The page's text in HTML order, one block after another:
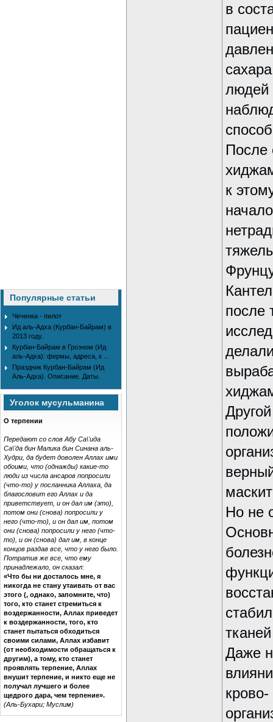
Популярные статьи
Чеченка - пилот
Ид аль-Адха (Курбан-Байрам) в
2013 году.
Курбан-Байрам в Грозном (Ид
аль-Адха): фермы, адреса, к ...
Праздник Курбан-Байрам (Ид
Аль-Адха). Описание. Даты.
Уголок мусульманина
О терпении
Передают со слов Абу Са\'ида
Са\'да бин Малика бин Синана аль-
Худри, да будет доволен Аллах ими
обоими, что (однажды) какие-то
люди из числа ансаров попросили
(что-то) у посланника Аллаха, да
благословит его Аллах и да
приветствует, и он дал им (это),
потом они (снова) попросили у
него (что-то), и он дал им, потом
они (снова) попросили у него (что-
то), и он (снова) дал им, в конце
концов раздав все, что у него было.
Потратив же все, что ему
принадлежало, он сказал:
«Что бы ни досталось мне, я
никогда не стану утаивать от вас
этого (, однако, запомните, что)
того, кто станет стремиться к
воздержанности, Аллах приведет
к воздержанности, того, кто
станет пытаться обходиться
своими силами, Аллах избавит
(от необходимости обращаться к
другим), а тому, кто станет
проявлять терпение, Аллах
внушит терпение, и никто еще не
получал лучшего и более
щедрого дара, чем терпение».
(Аль-Бухари; Муслим)
в
людей
После
к
после
Но не
Даже